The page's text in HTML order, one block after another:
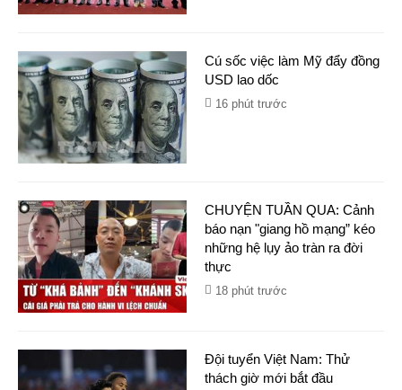
Cú sốc việc làm Mỹ đẩy đồng
USD lao dốc
16 phút trước
CHUYỆN TUẦN QUA: Cảnh
báo nạn "giang hồ mạng” kéo
những hệ lụy ảo tràn ra đời
thực
18 phút trước
Đội tuyển Việt Nam: Thử
thách giờ mới bắt đầu